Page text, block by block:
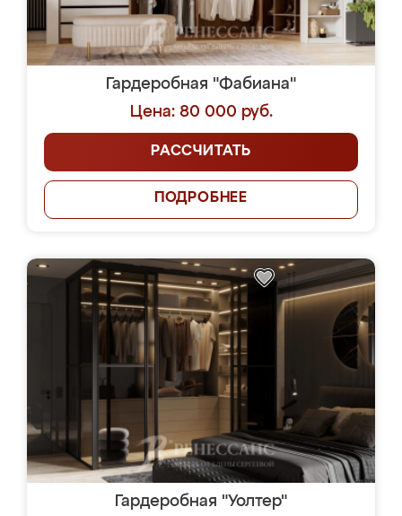
Гардеробная "Фабиана"
Цена: 80 000 руб.
РАССЧИТАТЬ
ПОДРОБНЕЕ
Гардеробная "Уолтер"